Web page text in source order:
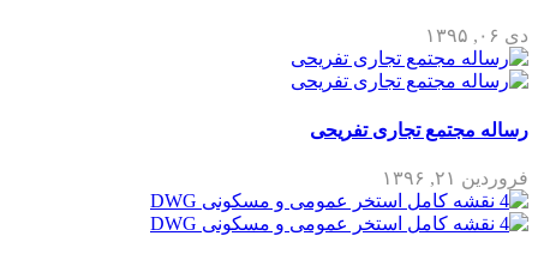
دی ۰۶, ۱۳۹۵
رساله مجتمع تجاری تفریحی
فروردین ۲۱, ۱۳۹۶